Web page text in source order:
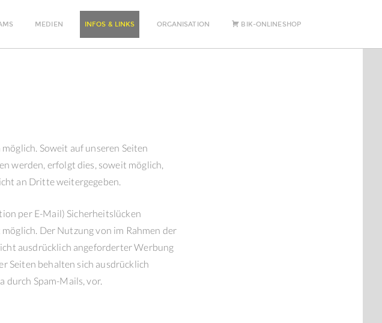
MEDIEN INFOS & LINKS ORGANISATION BIK-ONLINESHOP
Soweit auf unseren Seiten
werden, erfolgt dies, soweit möglich,
an Dritte weitergegeben.
per E-Mail) Sicherheitslücken
Der Nutzung von im Rahmen der
ausdrücklich angeforderter Werbung
Seiten behalten sich ausdrücklich
durch Spam-Mails, vor.